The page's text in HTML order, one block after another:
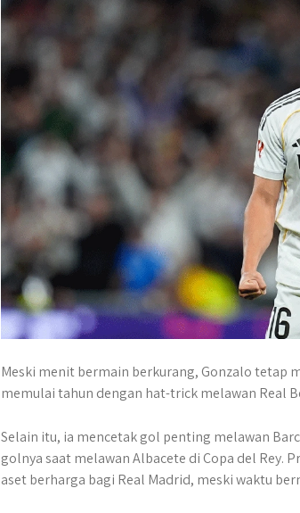
Meski menit bermain berkurang, Gonzalo tetap
memulai tahun dengan hat-trick melawan Real
Selain itu, ia mencetak gol penting melawan
golnya saat melawan Albacete di Copa del Rey.
aset berharga bagi Real Madrid, meski waktu